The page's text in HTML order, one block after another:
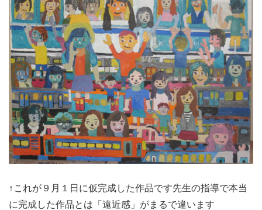
↑これが９月１日に仮完成した作品です先生の指導で本当
に完成した作品とは「遠近感」がまるで違います